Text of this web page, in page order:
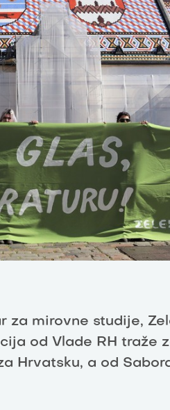
za mirovne studije,
od Vlade RH traže
Hrvatsku, a od